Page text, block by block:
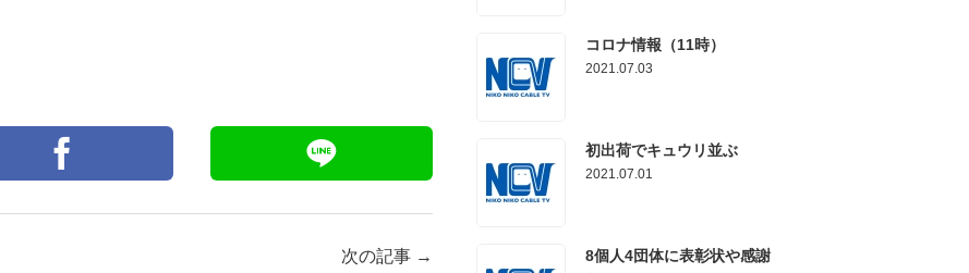
次の記事 →
コロナ情報（11時）
2021.07.03
初出荷でキュウリ並ぶ
2021.07.01
8個人4団体に表彰状や感謝